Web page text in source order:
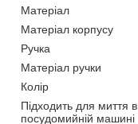
Матеріал
Матеріал корпусу
Ручка
Матеріал ручки
Колір
Підходить для миття в
посудомийній машині